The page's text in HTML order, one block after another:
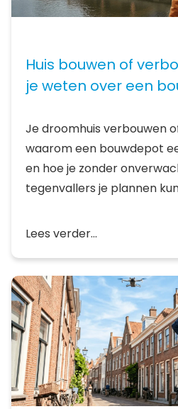
Huis bouwen of
je weten over een
Je droomhuis verbouwen
waarom een bouwdepot
en hoe je zonder
tegenvallers je plannen
Lees verder...